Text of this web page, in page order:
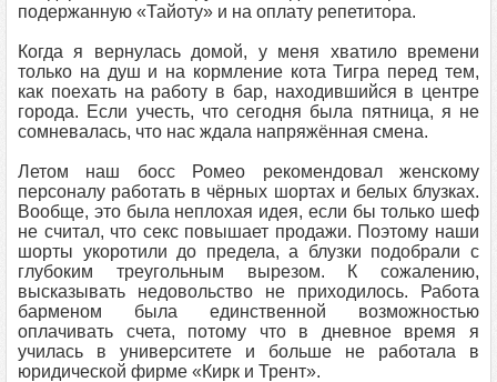
подержанную «Тайоту» и на оплату репетитора.
Когда я вернулась домой, у меня хватило времени
только на душ и на кормление кота Тигра перед тем,
как поехать на работу в бар, находившийся в центре
города. Если учесть, что сегодня была пятница, я не
сомневалась, что нас ждала напряжённая смена.
Летом наш босс Ромео рекомендовал женскому
персоналу работать в чёрных шортах и белых блузках.
Вообще, это была неплохая идея, если бы только шеф
не считал, что секс повышает продажи. Поэтому наши
шорты укоротили до предела, а блузки подобрали с
глубоким треугольным вырезом. К сожалению,
высказывать недовольство не приходилось. Работа
барменом была единственной возможностью
оплачивать счета, потому что в дневное время я
училась в университете и больше не работала в
юридической фирме «Кирк и Трент».